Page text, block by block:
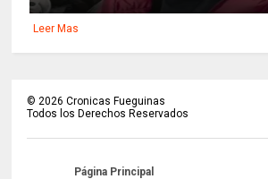
Leer Mas
© 2026 Cronicas Fueguinas
Todos los Derechos Reservados
Página Principal